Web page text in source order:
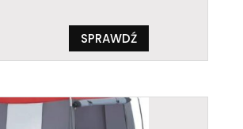
SPRAWDŹ